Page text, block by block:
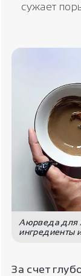
сужает
Аюрведа для
ингредиенты
За счет